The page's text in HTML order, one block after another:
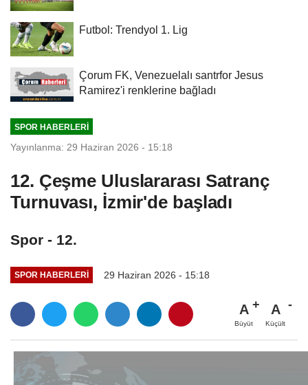
Futbol: Trendyol 1. Lig
Çorum FK, Venezuelalı santrfor Jesus
Ramirez'i renklerine bağladı
SPOR HABERLERI
Yayınlanma: 29 Haziran 2026 - 15:18
12. Çeşme Uluslararası Satranç
Turnuvası, İzmir'de başladı
Spor - 12.
SPOR HABERLERI 29 Haziran 2026 - 15:18
A
Büyüt
A
Küçült